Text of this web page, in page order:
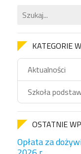
KATEGORIE
Aktualności
Szkoła
OSTATNIE
Opłata za